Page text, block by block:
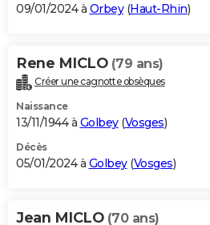
09/01/2024 à Orbey(Haut-Rhin)
Rene MICLO (79 ans)
Créer une cagnotte obsèques
Naissance
13/11/1944 à Golbey(Vosges)
Décès
05/01/2024 à Golbey(Vosges)
Jean MICLO (70 ans)